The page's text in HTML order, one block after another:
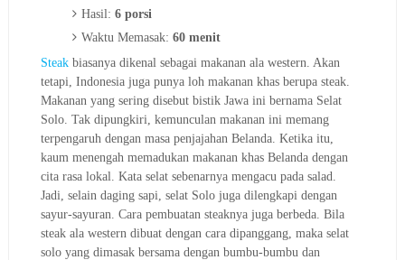
Hasil: 6 porsi
Waktu Memasak: 60 menit
Steakbiasanya dikenal sebagai makanan ala western. Akan
tetapi, Indonesia juga punya loh makanan khas berupa steak.
Makanan yang sering disebut bistik Jawa ini bernama Selat
Solo. Tak dipungkiri, kemunculan makanan ini memang
terpengaruh dengan masa penjajahan Belanda. Ketika itu,
kaum menengah memadukan makanan khas Belanda dengan
cita rasa lokal. Kata selat sebenarnya mengacu pada salad.
Jadi, selain daging sapi, selat Solo juga dilengkapi dengan
sayur-sayuran. Cara pembuatan steaknya juga berbeda. Bila
steak ala western dibuat dengan cara dipanggang, maka selat
solo yang dimasak bersama dengan bumbu-bumbu dan